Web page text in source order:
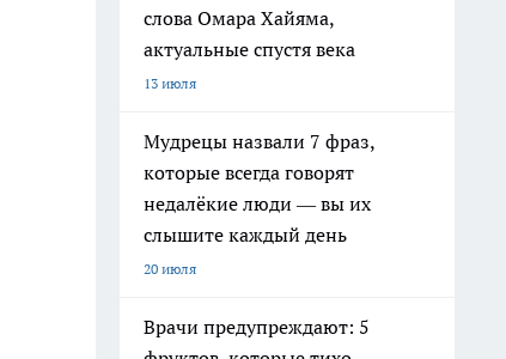
слова Омара Хайяма,
актуальные спустя века
13 июля
Мудрецы назвали 7 фраз,
которые всегда говорят
недалёкие люди — вы их
слышите каждый день
20 июля
Врачи предупреждают: 5